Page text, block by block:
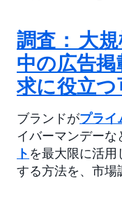
調査： 大
中の広告
求に役立
ブランドがプライ
イバーマンデーな
ト を最大限に活
する方法を、市場